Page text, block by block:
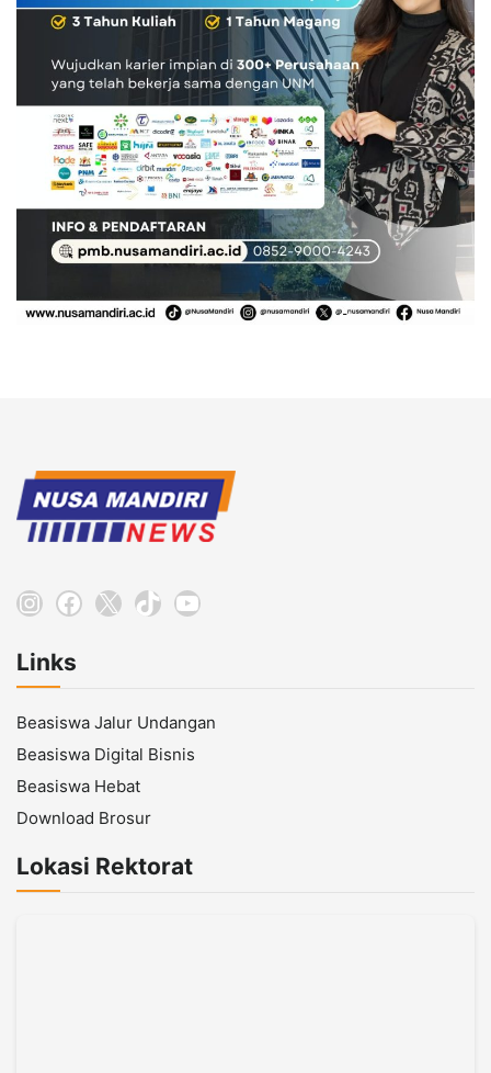
Instagram
Facebook
X TikTokYouTube
Links
Beasiswa Jalur Undangan
Beasiswa Digital Bisnis
Beasiswa Hebat
Download Brosur
Lokasi Rektorat